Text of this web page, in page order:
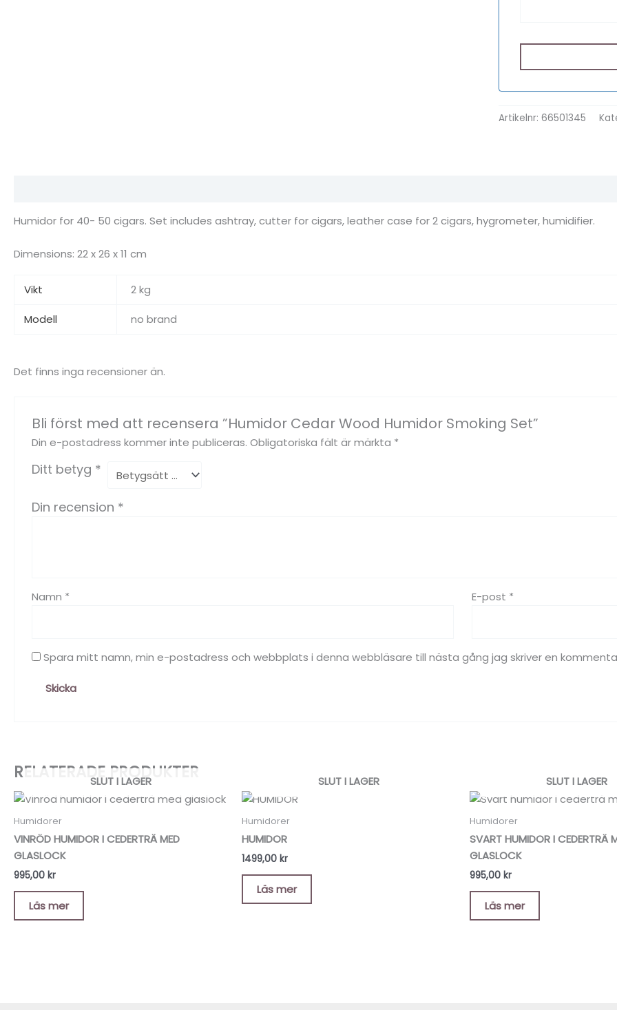
Artikelnr:66501345
Humidor for 40- 50 cigars. Set includes ashtray, cutter for cigars, leather case for 2 cigars, hygrometer, humidifier.
Dimensions: 22 x 26 x 11 cm
Vikt 2 kg
Modell no brand
Det finns inga recensioner än.
Bli först med att recensera ”Humidor Cedar Wood Humidor Smoking Set”
Din e-postadress kommer inte publiceras. Obligatoriska fält är märkta *
Ditt betyg *
Din recension *
Namn * E-post *
Spara mitt namn, min e-postadress och webbplats i denna webbläsare till nästa gång jag skriver en
RELATERADE PRODUKTER
SLUT I LAGER
Humidorer
VINRÖD HUMIDOR I CEDERTRÄ MED
GLASLOCK
995,00 kr
Läs mer
SLUT I LAGER
Humidorer
HUMIDOR
1499,00 kr
Läs mer
SLUT I LAGER
Humidorer
SVART HUMIDOR I CEDERTRÄ
GLASLOCK
995,00 kr
Läs mer